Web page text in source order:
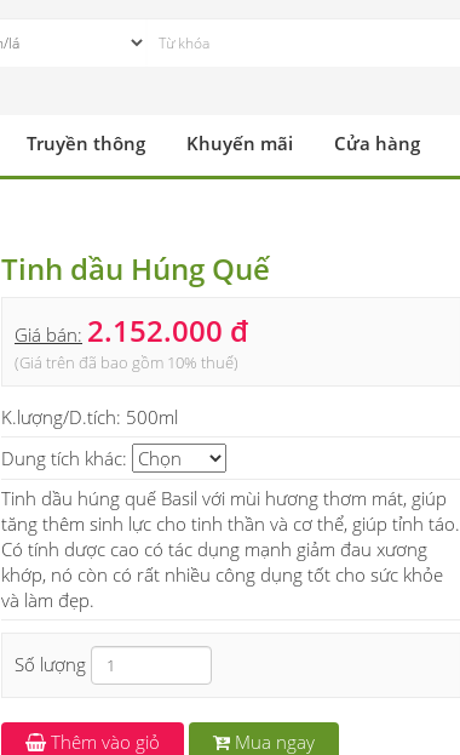
Truyền thông Khuyến mãi Cửa hàng
Tinh dầu Húng Quế
Giá bán: 2.152.000 đ
(Giá trên đã bao gồm 10% thuế)
K.lượng/D.tích: 500ml
Dung tích khác:
Tinh dầu húng quế Basil với mùi hương thơm mát, giúp
tăng thêm sinh lực cho tinh thần và cơ thể, giúp tỉnh táo.
Có tính dược cao có tác dụng mạnh giảm đau xương
khớp, nó còn có rất nhiều công dụng tốt cho sức khỏe
và làm đẹp.
Số lượng
Thêm vào giỏ Mua ngay